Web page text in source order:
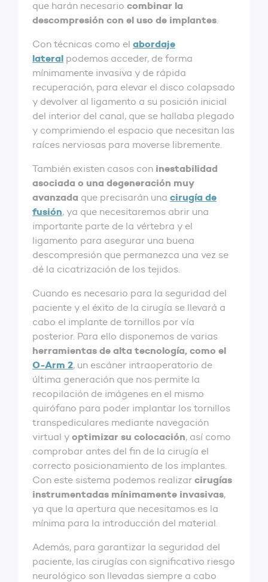
que harán necesario combinar la
descompresión con el uso de implantes.
Con técnicas como el abordaje
lateral podemos acceder, de forma
mínimamente invasiva y de rápida
recuperación, para elevar el disco colapsado
y devolver al ligamento a su posición inicial
del interior del canal, que se hallaba plegado
y comprimiendo el espacio que necesitan las
raíces nerviosas para moverse libremente.
También existen casos con inestabilidad
asociada o una degeneración muy
avanzada que precisarán una cirugía de
fusión, ya que necesitaremos abrir una
importante parte de la vértebra y el
ligamento para asegurar una buena
descompresión que permanezca una vez se
dé la cicatrización de los tejidos.
Cuando es necesario para la seguridad del
paciente y el éxito de la cirugía se llevará a
cabo el implante de tornillos por vía
posterior. Para ello disponemos de varias
herramientas de alta tecnología, como el
O-Arm 2, un escáner intraoperatorio de
última generación que nos permite la
recopilación de imágenes en el mismo
quirófano para poder implantar los tornillos
transpediculares mediante navegación
virtual y optimizar su colocación, así como
comprobar antes del fin de la cirugía el
correcto posicionamiento de los implantes.
Con este sistema podemos realizar cirugías
instrumentadas mínimamente invasivas,
ya que la apertura que necesitamos es la
mínima para la introducción del material.
Además, para garantizar la seguridad del
paciente, las cirugías con significativo riesgo
neurológico son llevadas siempre a cabo